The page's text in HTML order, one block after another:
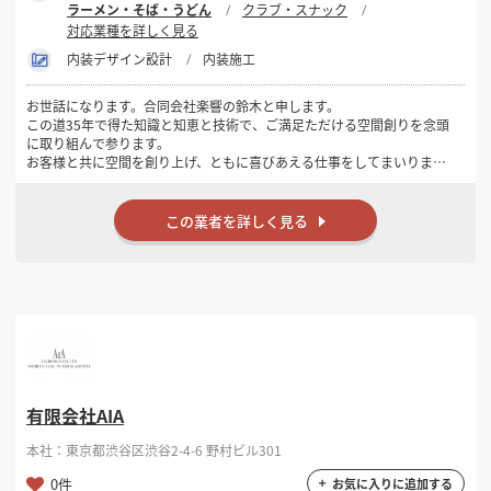
ラーメン・そば・うどん
クラブ・スナック
対応業種を詳しく見る
内装デザイン設計
内装施工
お世話になります。合同会社楽響の鈴木と申します。
この道35年で得た知識と知恵と技術で、ご満足ただける空間創りを念頭
に取り組んで参ります。
お客様と共に空間を創り上げ、ともに喜びあえる仕事をしてまいりま
是非、私と共に素晴らしい空間を創り上げましょう。
よろしくお願いいたします。この業者を詳しく見る
有限会社AIA
本社：東京都渋谷区渋谷2-4-6 野村ビル301
0件 お気に入りに追加する